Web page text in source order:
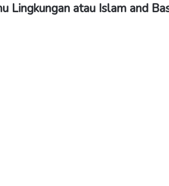
Lingkungan atau Islam and